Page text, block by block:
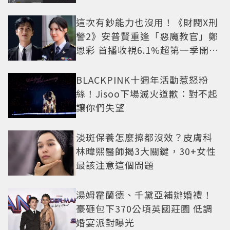
這次有鈔能力也沒用！《財閥X刑
警2》安普賢重逢「惡魔教官」鄭
恩彩 首播收視6.1%超第一季開紅
BLACKPINK十週年活動惹怒粉
絲！Jisoo下場滅火道歉：對不起
讓你們失望
淡斑保養怎麼擦都沒效？皮膚科
林暐熙醫師揭3大關鍵，30+女性
最該注意這個問題
湯姆霍蘭德、千黛亞補辦婚禮！
豪砸包下370公頃英國莊園 低調
婚宴派對曝光